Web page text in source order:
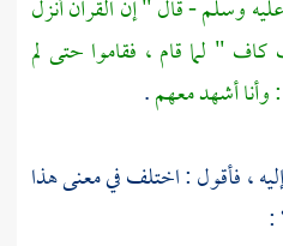
وسلم - قال " إن القرآن أنزل
" لما قام ، فقاموا حتى لم
أشهد معهم.
، فأقول : اختلف في معنى هذا
: